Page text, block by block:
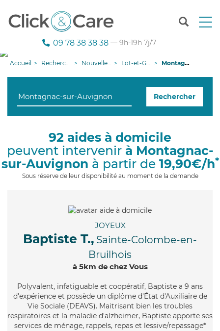
T
n
g
i
o
n
09 78 38 38 38 — 9h-19h 7j/7
Accueil Recherche aide à domicile Nouvelle-Aquitaine Lot-et-Garonne Montagnac-sur-Auvignon
Rechercher
92 aides à domicile
peuvent intervenir à Montagnac-
sur-Auvignon à partir de 19,90€/h*
Sous réserve de leur disponibilité au moment de la demande
JOYEUX
Baptiste T., Sainte-Colombe-en-
Bruilhois
à 5km de chez Vous
Polyvalent, infatiguable et coopératif, Baptiste a 9 ans
d'expérience et possède un diplôme d'État d'Auxiliaire de
Vie Sociale (DEAVS). Maitrisant bien les troubles
respiratoires et la maladie d'alzheimer, Baptiste apporte ses
services de ménage, rappels, repas et lessive/repassage*